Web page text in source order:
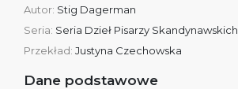
Autor: Stig Dagerman
Seria: Seria Dzieł Pisarzy Skandynawskich
Przekład: Justyna Czechowska
Dane podstawowe